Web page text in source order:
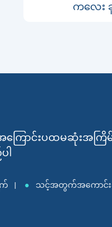
ကလေး
ြောင်းပထမဆုံးအကြိမ်
က် | ● သင့်အတွက်အကောင်းဆုံး